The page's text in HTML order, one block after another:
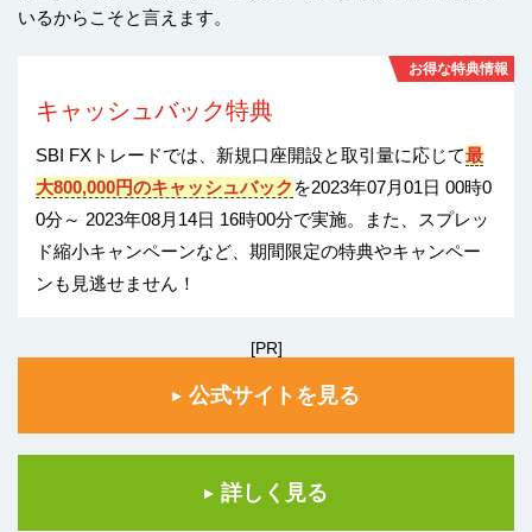
いるからこそと言えます。
お得な特典情報
キャッシュバック特典
SBI FXトレードでは、新規口座開設と取引量に応じて最
大800,000円のキャッシュバック を2023年07月01日 00時0
0分～ 2023年08月14日 16時00分で実施。また、スプレッ
ド縮小キャンペーンなど、期間限定の特典やキャンペー
ンも見逃せません！
[PR]
公式サイトを見る
詳しく見る